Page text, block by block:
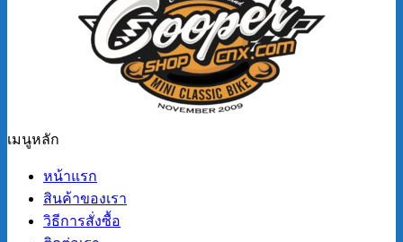
เมนูหลัก
หน้าแรก
สินค้าของเรา
วิธีการสั่งซื้อ